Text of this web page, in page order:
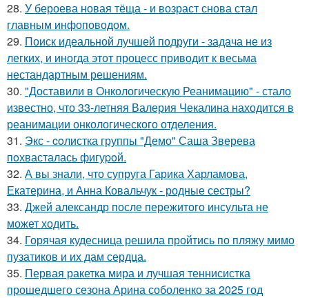
28. У бероева новая тёща - и возраст снова стал
главным инфоповодом.
29. Поиск идеальной лучшей подруги - задача не из
легких, и иногда этот процесс приводит к весьма
нестандартным решениям.
30. "Доставили в Онкологическую Реанимацию" - стало
известно, что 33-летняя Валерия Чекалина находится в
реанимации онкологического отделения.
31. Экс - coлистка группы "Демо" Саша Зверева
пoхвасталась фигуpoй.
32. А вы знали, что супруга Гарика Харламова,
Екатерина, и Анна Ковальчук - родные сестры?
33. Джей александр после пережитого инсульта не
может ходить.
34. Горячая кудесница решила пройтись по пляжу мимо
пузатиков и их дам сердца.
35. Первая ракетка мира и лучшая теннисистка
прошедшего сезона Арина соболенко за 2025 год